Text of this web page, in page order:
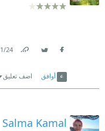
24‏/11‏/2025
أوافق اضف تعليق
Salma Kamal